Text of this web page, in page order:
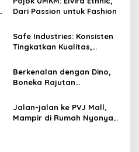
Dari Passion untuk Fashion
Safe Industries: Konsisten
Tingkatkan Kualitas,
dari Produk Luar
Berkenalan dengan Dino,
Boneka Rajutan
Craft
Jalan-jalan ke PVJ Mall,
Mampir di Rumah Nyonya